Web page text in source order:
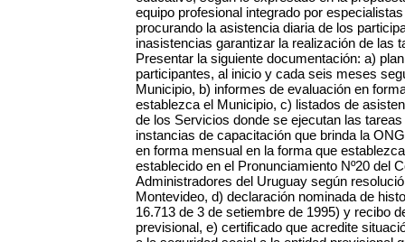
equipo profesional integrado por
procurando la asistencia diaria de los
inasistencias garantizar la realización de las
Presentar la siguiente documentación: a)
participantes, al inicio y cada seis meses
Municipio, b) informes de evaluación en
establezca el Municipio, c) listados de
de los Servicios donde se ejecutan las
instancias de capacitación que brinda la
en forma mensual en la forma que
establecido en el Pronunciamiento Nº20 del
Administradores del Uruguay según
Montevideo, d) declaración nominada de
16.713 de 3 de setiembre de 1995) y recibo
previsional, e) certificado que acredite